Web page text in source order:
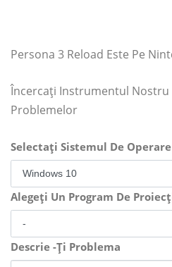
Persona 3 Reload Este Pe
Încercați Instrumentul Nostru
Problemelor
Selectați Sistemul De Operare
Alegeți Un Program De
Descrie -Ți Problema